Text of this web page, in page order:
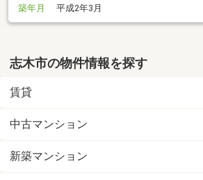
築年月
平成2年3月
志木市の物件情報を探す
賃貸
中古マンション
新築マンション